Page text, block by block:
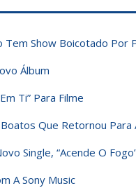
Tem Show Boicotado Por
Álbum
Ti” Para Filme
Que Retornou Para
Single, “Acende O
A Sony Music